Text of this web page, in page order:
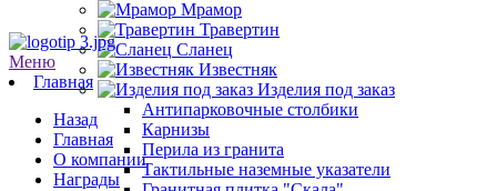
Мрамор
Травертин
Сланец
Известняк
Изделия под заказ
Антипарковочные столбики
Карнизы
Перила из гранита
Тактильные наземные указатели
Меню
Главная
Назад
Главная
О компании
Награды